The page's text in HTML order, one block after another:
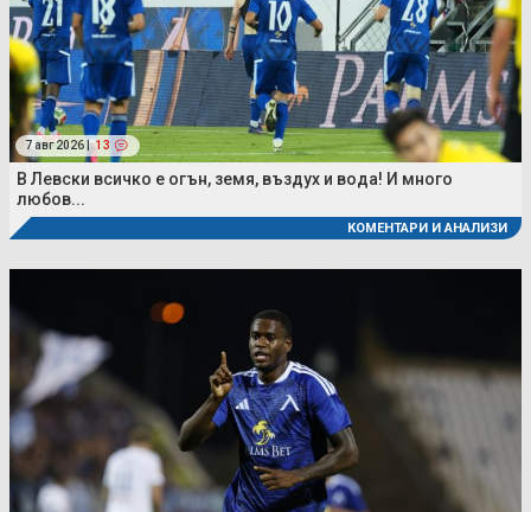
7 авг 2026 | 13
В Левски всичко е огън, земя, въздух и вода! И много
любов...
КОМЕНТАРИ И АНАЛИЗИ